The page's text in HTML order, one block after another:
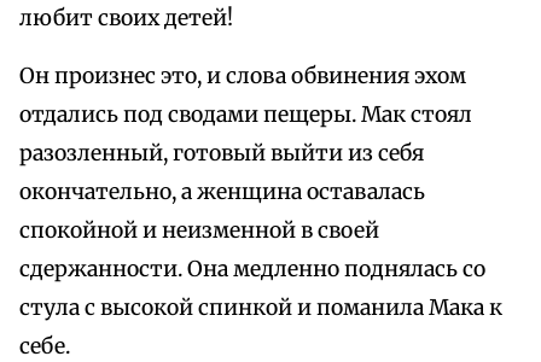
любит своих детей!
Он произнес это, и слова обвинения эхом
отдались под сводами пещеры. Мак стоял
разозленный, готовый выйти из себя
окончательно, а женщина оставалась
спокойной и неизменной в своей
сдержанности. Она медленно поднялась со
стула с высокой спинкой и поманила Мака к
себе.